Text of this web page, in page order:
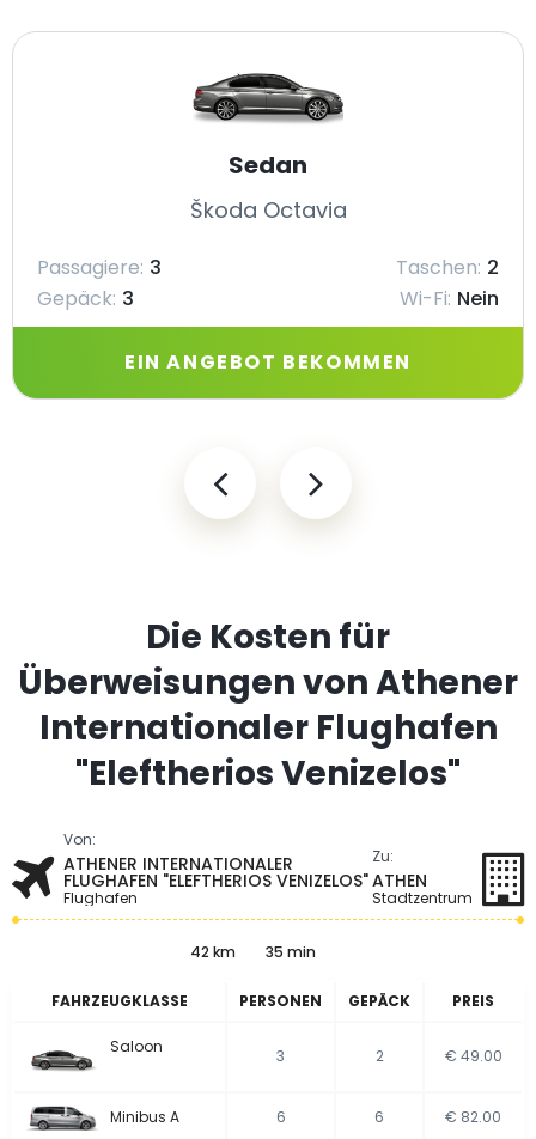
Sedan
Škoda Octavia
Passagiere: 3 Taschen: 2
Gepäck: 3 Wi-Fi: Nein
EIN ANGEBOT BEKOMMEN
Die Kosten für
Überweisungen von Athener
Internationaler Flughafen
"Eleftherios Venizelos"
Von:
ATHENER INTERNATIONALER
FLUGHAFEN "ELEFTHERIOS VENIZELOS"
Flughafen
Zu:
ATHEN
Stadtzentrum
42 km 35 min
FAHRZEUGKLASSE PERSONEN GEPÄCK PREIS
Saloon 3 2 € 49.00
Minibus A 6 6 € 82.00